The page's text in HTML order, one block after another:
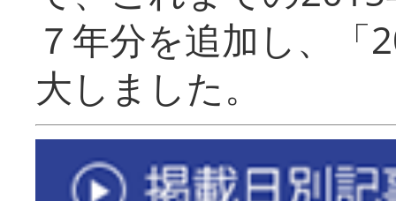
７年分を追加し、「
大しまし